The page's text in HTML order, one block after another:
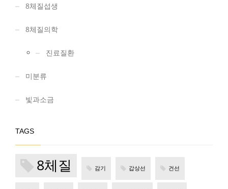
8체질섭생
8체질의학
진료질환
미분류
빛과소금
TAGS
8체질 감기 갑상선 건선